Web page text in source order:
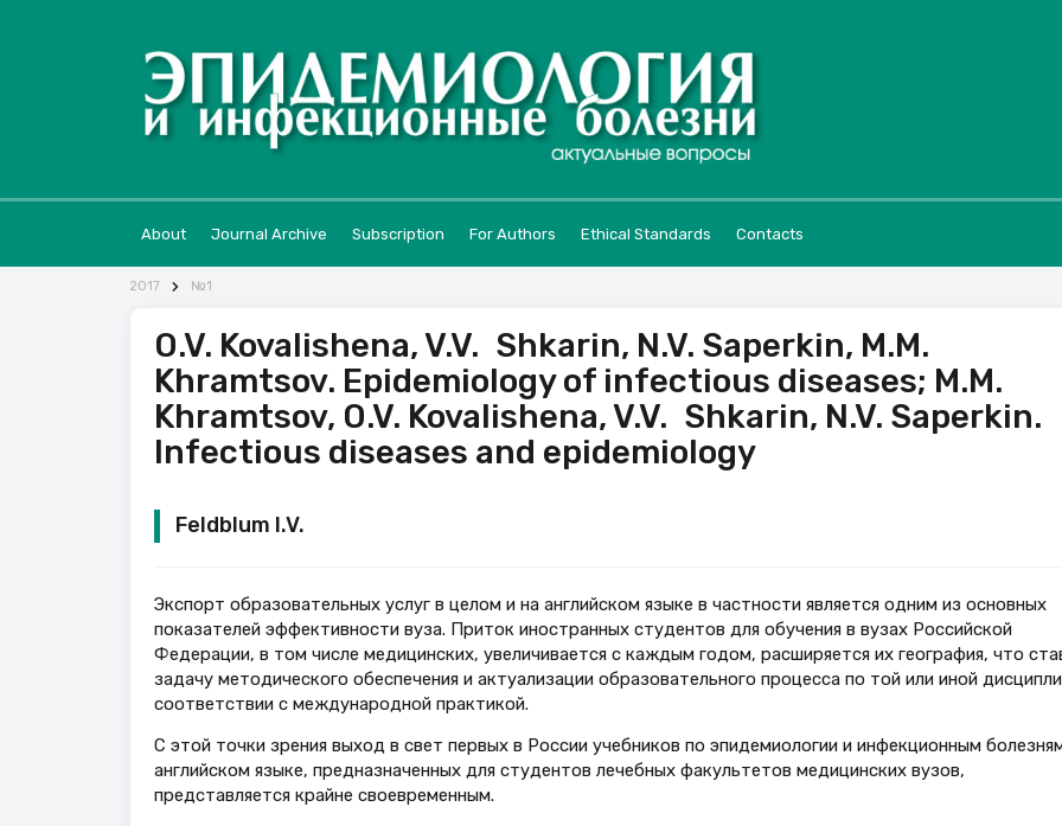
About Journal Archive Subscription For Authors Ethical Standards Contacts
2017 №1
O.V. Kovalishena, V.V. Shkarin, N.V. Saperkin, M.M.
Khramtsov. Epidemiology of infectious diseases; M.M.
Khramtsov, O.V. Kovalishena, V.V. Shkarin, N.V. Saperkin.
Infectious diseases and epidemiology
Feldblum I.V.
Экспорт образовательных услуг в целом и на английском языке в частности является одним из основных
показателей эффективности вуза. Приток иностранных студентов для обучения в вузах Российской
Федерации, в том числе медицинских, увеличивается с каждым годом, расширяется их география, что
задачу методического обеспечения и актуализации образовательного процесса по той или иной
соответствии с международной практикой.
С этой точки зрения выход в свет первых в России учебников по эпидемиологии и инфекционным
английском языке, предназначенных для студентов лечебных факультетов медицинских вузов,
представляется крайне своевременным.